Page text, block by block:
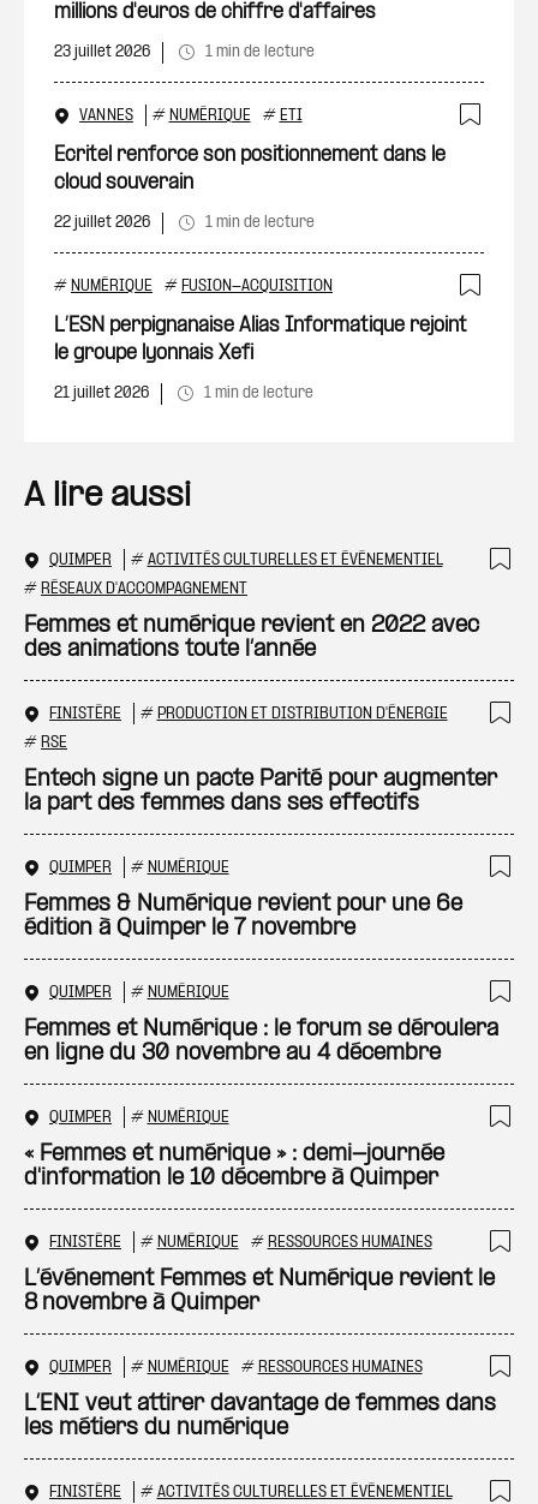
millions d'euros de chiffre d'affaires
23 juillet 2026 1 min de lecture
VANNES # NUMÉRIQUE # ETI
Ecritel renforce son positionnement dans le
cloud souverain
22 juillet 2026 1 min de lecture
# NUMÉRIQUE # FUSION-ACQUISITION
L’ESN perpignanaise Alias Informatique rejoint
le groupe lyonnais Xefi
21 juillet 2026 1 min de lecture
A lire aussi
QUIMPER # ACTIVITÉS CULTURELLES ET ÉVÉNEMENTIEL
# RÉSEAUX D'ACCOMPAGNEMENT
Femmes et numérique revient en 2022 avec
des animations toute l’année
FINISTÈRE # PRODUCTION ET DISTRIBUTION D'ÉNERGIE
# RSE
Entech signe un pacte Parité pour augmenter
la part des femmes dans ses effectifs
QUIMPER # NUMÉRIQUE
Femmes & Numérique revient pour une 6e
édition à Quimper le 7 novembre
QUIMPER # NUMÉRIQUE
Femmes et Numérique : le forum se déroulera
en ligne du 30 novembre au 4 décembre
QUIMPER # NUMÉRIQUE
« Femmes et numérique » : demi-journée
d'information le 10 décembre à Quimper
FINISTÈRE # NUMÉRIQUE # RESSOURCES HUMAINES
L’événement Femmes et Numérique revient le
8 novembre à Quimper
QUIMPER # NUMÉRIQUE # RESSOURCES HUMAINES
L’ENI veut attirer davantage de femmes dans
les métiers du numérique
FINISTÈRE # ACTIVITÉS CULTURELLES ET ÉVÉNEMENTIEL